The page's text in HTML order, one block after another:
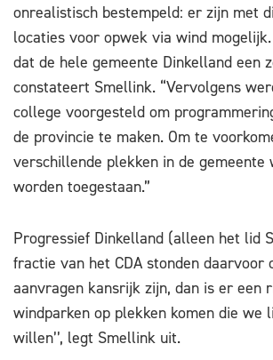
onrealistisch bestempeld: er zijn met
locaties voor opwek via wind mogelijk.
dat de hele gemeente Dinkelland een
constateert Smellink. “Vervolgens
college voorgesteld om
de provincie te maken. Om te
verschillende plekken in de gemeente
worden toegestaan.”
Progressief Dinkelland (alleen het lid
fractie van het CDA stonden daarvoor
aanvragen kansrijk zijn, dan is er een
windparken op plekken komen die we
willen’’, legt Smellink uit.